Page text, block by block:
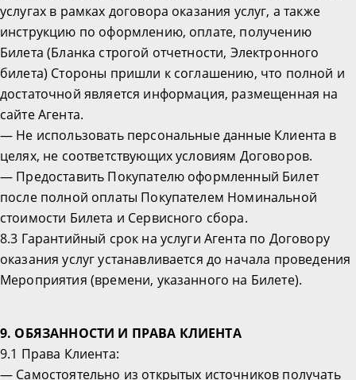
услугах в рамках договора оказания услуг, а также
инструкцию по оформлению, оплате, получению
Билета (Бланка строгой отчетности, Электронного
билета) Стороны пришли к соглашению, что полной и
достаточной является информация, размещенная на
сайте Агента.
— Не использовать персональные данные Клиента в
целях, не соответствующих условиям Договоров.
— Предоставить Покупателю оформленный Билет
после полной оплаты Покупателем Номинальной
стоимости Билета и Сервисного сбора.
8.3 Гарантийный срок на услуги Агента по Договору
оказания услуг устанавливается до начала проведения
Мероприятия (времени, указанного на Билете).
9. ОБЯЗАННОСТИ И ПРАВА КЛИЕНТА
9.1 Права Клиента:
— Самостоятельно из открытых источников получать